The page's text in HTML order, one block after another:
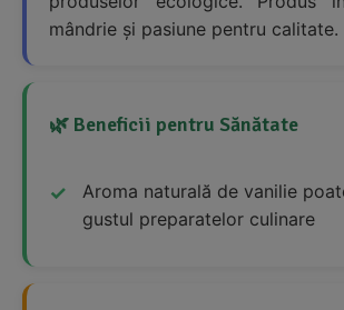
mândrie și pasiune pentru calitate.
🌿 Beneficii pentru Sănătate
Aroma naturală de vanilie
gustul preparatelor culinare